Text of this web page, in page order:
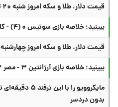
قیمت دلار، طلا و سکه امروز شنبه ۲۰ تیر
ببینید؛ خلاصه بازی سوئیس ۰ (۴) - کلمبیا ۰ (۳) در جام جهانی
قیمت دلار، طلا و سکه امروز چهارشنبه ۱۷ تیر ۱۴۰۵
ببینید؛ خلاصه بازی آرژانتین ۳ - مصر ۲ در جام جهانی
مایکروویو را
بدون دردسر